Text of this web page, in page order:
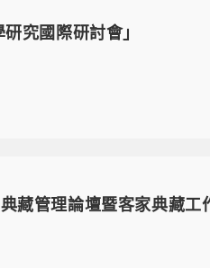
究國際研討會」
藏管理論壇暨客家典藏工